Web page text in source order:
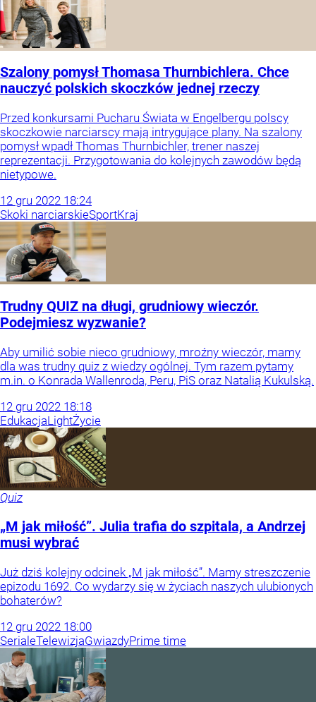
Szalony pomysł Thomasa Thurnbichlera. Chce
nauczyć polskich skoczków jednej rzeczy
Przed konkursami Pucharu Świata w Engelbergu polscy
skoczkowie narciarscy mają intrygujące plany. Na szalony
pomysł wpadł Thomas Thurnbichler, trener naszej
reprezentacji. Przygotowania do kolejnych zawodów będą
nietypowe.
12 gru 2022 18:24
Skoki narciarskieSportKraj
Trudny QUIZ na długi, grudniowy wieczór.
Podejmiesz wyzwanie?
Aby umilić sobie nieco grudniowy, mroźny wieczór, mamy
dla was trudny quiz z wiedzy ogólnej. Tym razem pytamy
m.in. o Konrada Wallenroda, Peru, PiS oraz Natalią Kukulską.
12 gru 2022 18:18
EdukacjaLightŻycie
Quiz
„M jak miłość”. Julia trafia do szpitala, a Andrzej
musi wybrać
Już dziś kolejny odcinek „M jak miłość”. Mamy streszczenie
epizodu 1692. Co wydarzy się w życiach naszych ulubionych
bohaterów?
12 gru 2022 18:00
SerialeTelewizjaGwiazdyPrime time